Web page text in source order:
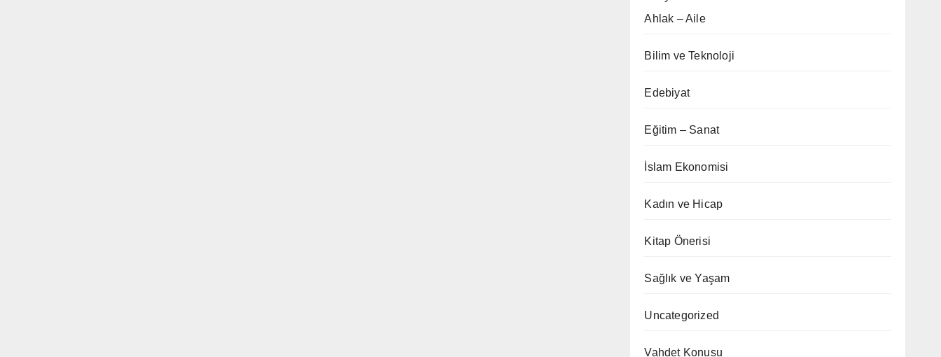
Ahlak – Aile
Bilim ve Teknoloji
Edebiyat
Eğitim – Sanat
İslam Ekonomisi
Kadın ve Hicap
Kitap Önerisi
Sağlık ve Yaşam
Uncategorized
Vahdet Konusu